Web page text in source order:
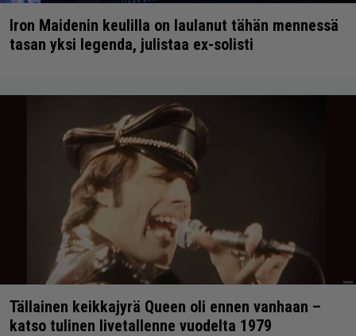
Iron Maidenin keulilla on laulanut tähän mennessä
tasan yksi legenda, julistaa ex-solisti
Tällainen keikkajyrä Queen oli ennen vanhaan –
katso tulinen livetallenne vuodelta 1979